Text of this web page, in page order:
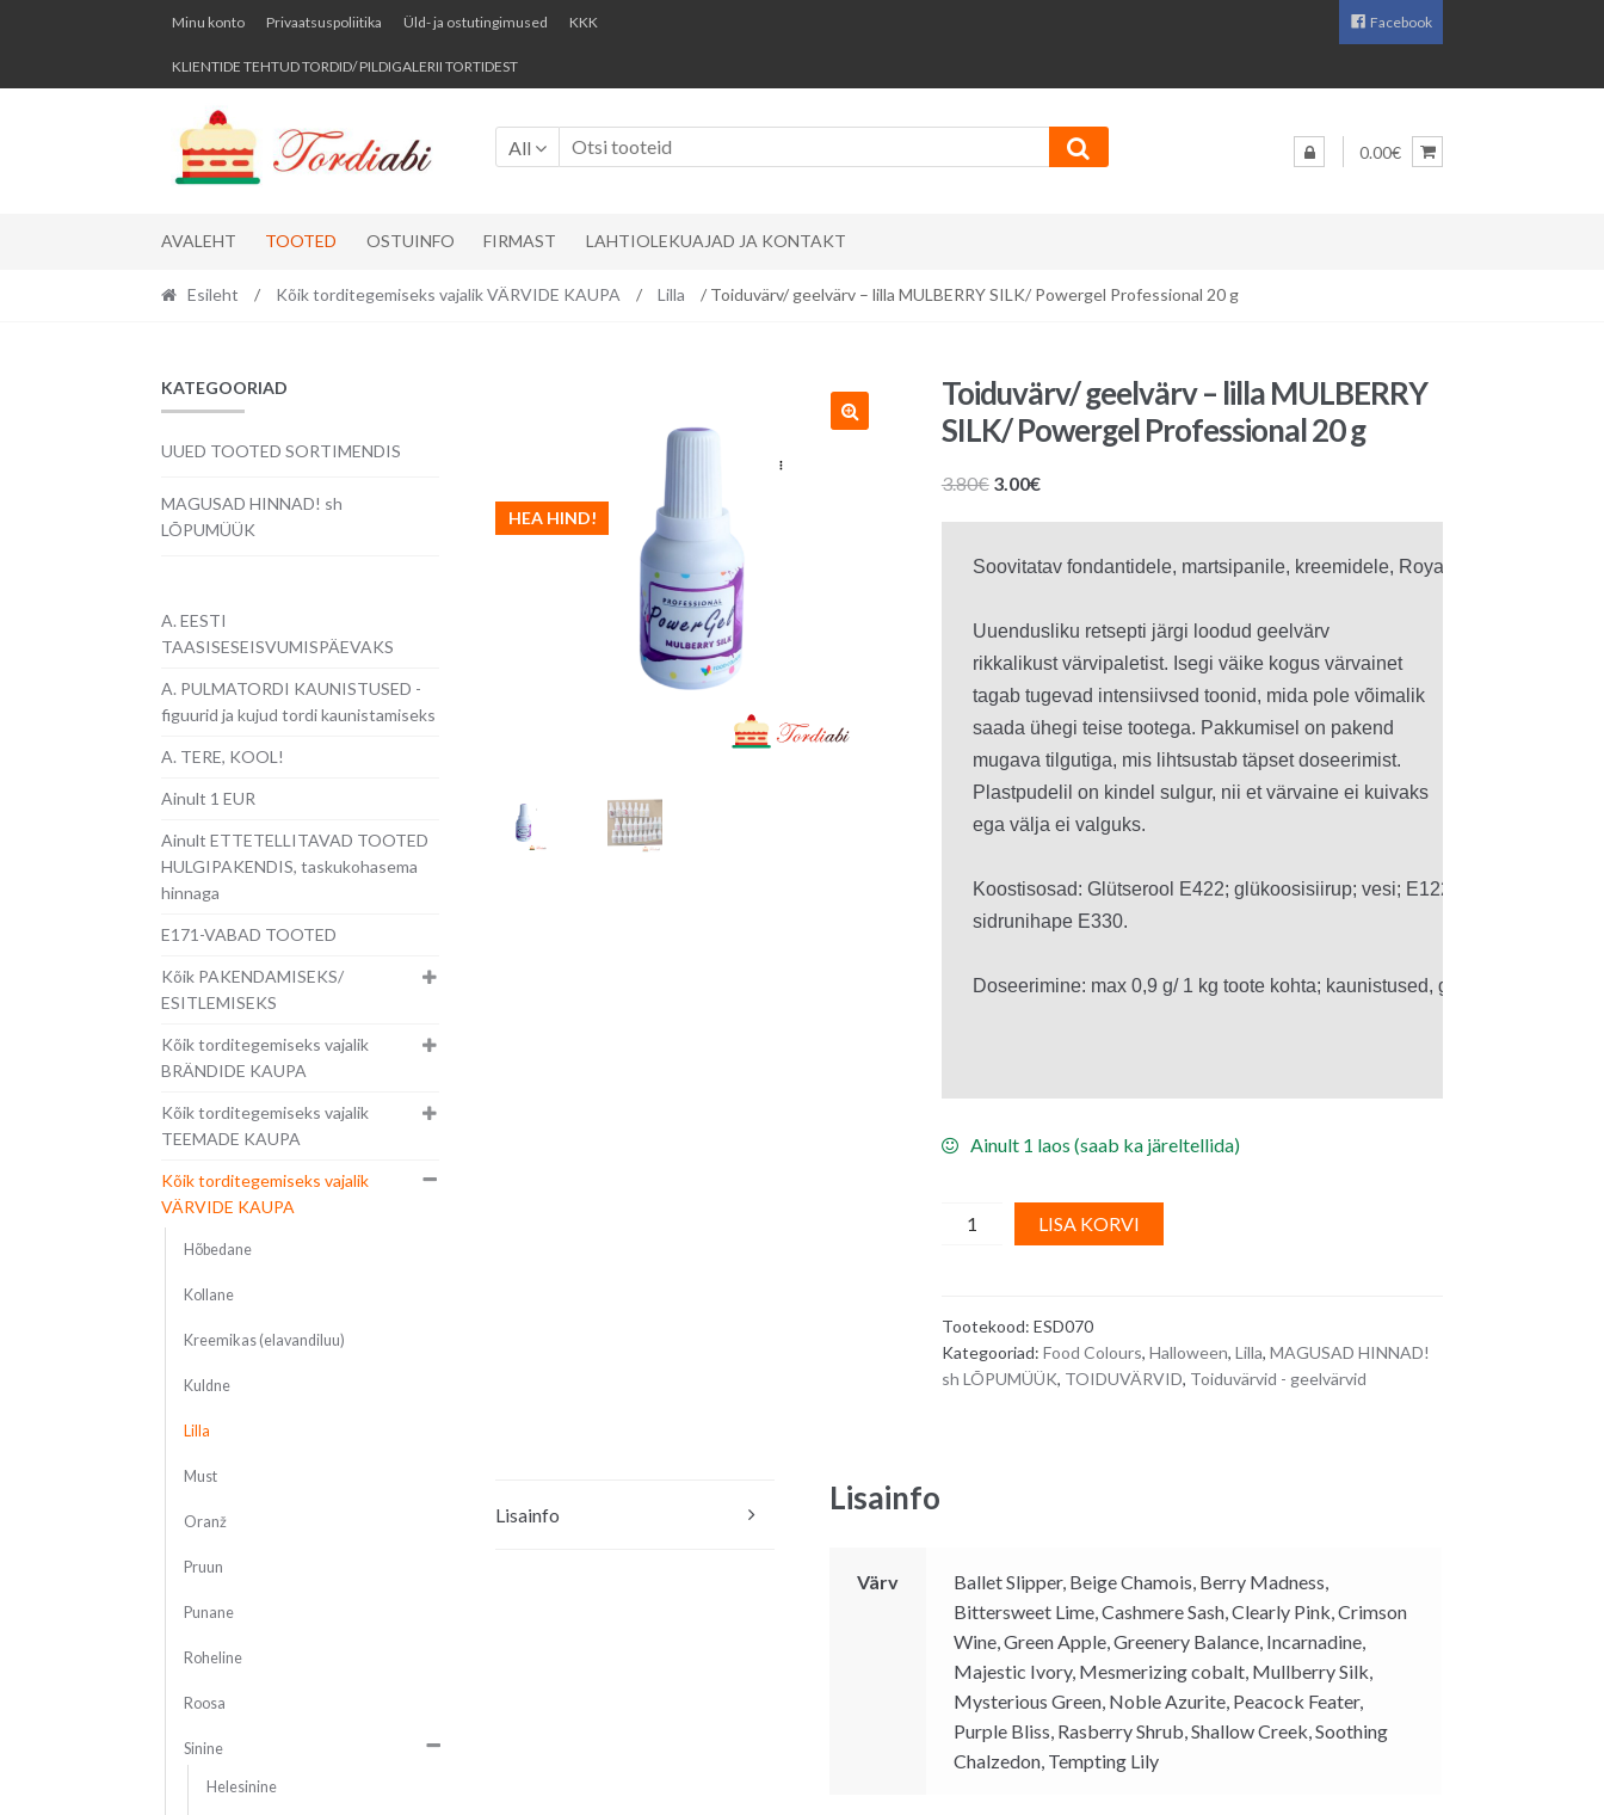
Skip
navigation
Skip
content
Minu konto Privaatsuspoliitika Üld- ja ostutingimused KKK
KLIENTIDE TEHTUD TORDID/ PILDIGALERII TORTIDEST
Facebook
All 0.00€
AVALEHT TOOTED OSTUINFO FIRMAST LAHTIOLEKUAJAD JA KONTAKT
Esileht / Kõik torditegemiseks vajalik VÄRVIDE KAUPA / Lilla / Toiduvärv/ geelvärv – lilla MULBERRY SILK/ Powergel Professional 20 g
HEA HIND!
Toiduvärv/ geelvärv – lilla MULBERRY
SILK/ Powergel Professional 20 g
3.80€ Algne
3.80€.
3.00€Praegune
3.00€.
Uuendusliku retsepti järgi loodud geelvärv
rikkalikust värvipaletist. Isegi väike kogus värvainet
tagab tugevad intensiivsed toonid, mida pole võimalik
saada ühegi teise tootega. Pakkumisel on pakend
mugava tilgutiga, mis lihtsustab täpset doseerimist.
Plastpudelil on kindel sulgur, nii et värvaine ei kuivaks
ega välja ei valguks.
Koostisosad: Glütserool E422; glükoosisiirup; vesi; E122, E129, E133;
sidrunihape E330.
Doseerimine: max 0,9 g/ 1 kg toote kohta; kaunistused, glasuurid,
Ainult 1 laos (saab ka järeltellida)
Toiduvärv/
geelvärv
MULBERRY
SILK/
LISA KORVI
l
n
Tootekood: ESD070
Kategooriad: Food Colours, Halloween, Lilla, MAGUSAD HINNAD!
sh LÕPUMÜÜK, TOIDUVÄRVID, Toiduvärvid - geelvärvid
Lisainfo Lisainfo
Värv
Ballet Slipper, Beige Chamois, Berry Madness,
Bittersweet Lime, Cashmere Sash, Clearly Pink, Crimson
Wine, Green Apple, Greenery Balance, Incarnadine,
Majestic Ivory, Mesmerizing cobalt, Mullberry Silk,
Mysterious Green, Noble Azurite, Peacock Feater,
Purple Bliss, Rasberry Shrub, Shallow Creek, Soothing
Chalzedon, Tempting Lily
KATEGOORIAD
UUED TOOTED SORTIMENDIS
MAGUSAD HINNAD! sh
LÕPUMÜÜK
A. EESTI
TAASISESEISVUMISPÄEVAKS
A. PULMATORDI KAUNISTUSED -
figuurid ja kujud tordi kaunistamiseks
A. TERE, KOOL!
Ainult 1 EUR
Ainult ETTETELLITAVAD TOOTED
HULGIPAKENDIS, taskukohasema
hinnaga
E171-VABAD TOOTED
Kõik PAKENDAMISEKS/
ESITLEMISEKS
Kõik torditegemiseks vajalik
BRÄNDIDE KAUPA
Kõik torditegemiseks vajalik
TEEMADE KAUPA
Kõik torditegemiseks vajalik
VÄRVIDE KAUPA
Hõbedane
Kollane
Kreemikas (elavandiluu)
Kuldne
Lilla
Must
Oranž
Pruun
Punane
Roheline
Roosa
Sinine
Helesinine